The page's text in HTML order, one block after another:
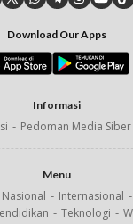
Download Our Apps
Informasi
Pedoman Media Siber
Menu
Nasional Internasional
Teknologi